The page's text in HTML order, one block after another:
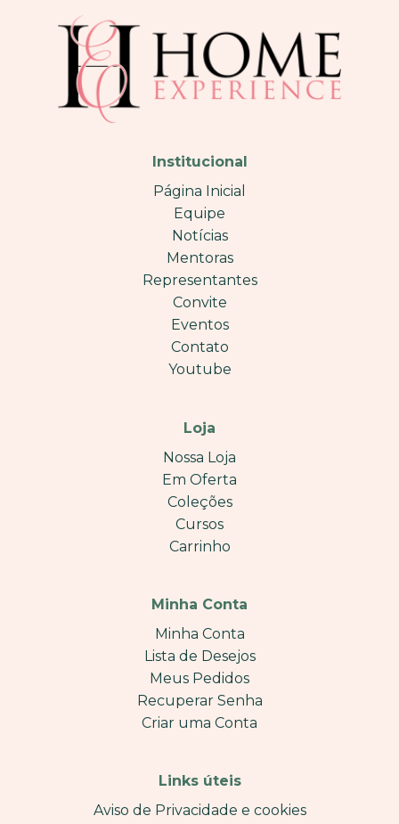
Institucional
Página Inicial
Equipe
Notícias
Mentoras
Representantes
Convite
Eventos
Contato
Youtube
Loja
Nossa Loja
Em Oferta
Coleções
Cursos
Carrinho
Minha Conta
Minha Conta
Lista de Desejos
Meus Pedidos
Recuperar Senha
Criar uma Conta
Links úteis
Aviso de Privacidade e cookies